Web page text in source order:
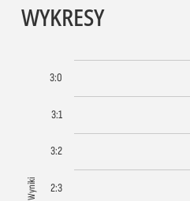
WYKRESY
Wyniki 2:3
3:2
3:1
3:0